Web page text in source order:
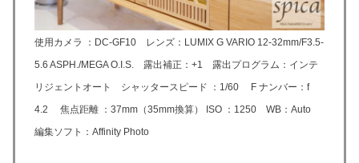
使用カメラ ：DC-GF10 レンズ：LUMIX G VARIO 12-32mm/F3.5-
5.6 ASPH./MEGA O.I.S. 露出補正：+1 露出プログラム：インテ
リジェントオート シャッタースピード ：1/60 F ナンバー：f
4.2 焦点距離 ：37mm（35mm換算） ISO ：1250 WB：Auto
編集ソフト：Affinity Photo